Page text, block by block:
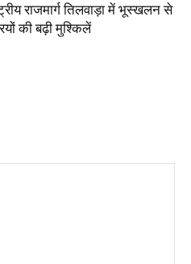
राजमार्ग तिलवाड़ा में भूस्खलन से
की बढ़ी मुश्किलें